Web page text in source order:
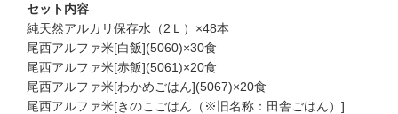
セット内容
純天然アルカリ保存水（2Ｌ）×48本
尾西アルファ米[白飯](5060)×30食
尾西アルファ米[赤飯](5061)×20食
尾西アルファ米[わかめごはん](5067)×20食
尾西アルファ米[きのこごはん（※旧名称：田舎ごはん）]